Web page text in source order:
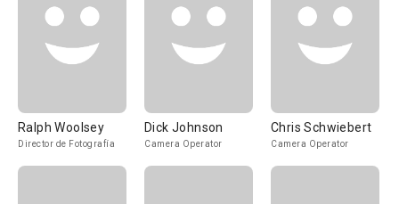
Ralph Woolsey
Director de Fotografía
Dick Johnson
Camera Operator
Chris Schwiebert
Camera Operator